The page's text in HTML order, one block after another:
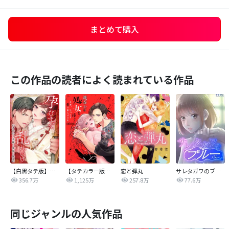
まとめて購入
この作品の読者によく読まれている作品
【白黒タテ版】孕むまで乱れいけ～身代わり花嫁と軍服の猛愛
356.7万
【タテカラー版】漣蒼士に処女を捧ぐ～さあ、じっくり愛でましょうか
1,125万
恋と弾丸
257.8万
サレタガワのブルー【タテヨミ】
77.6万
同じジャンルの人気作品